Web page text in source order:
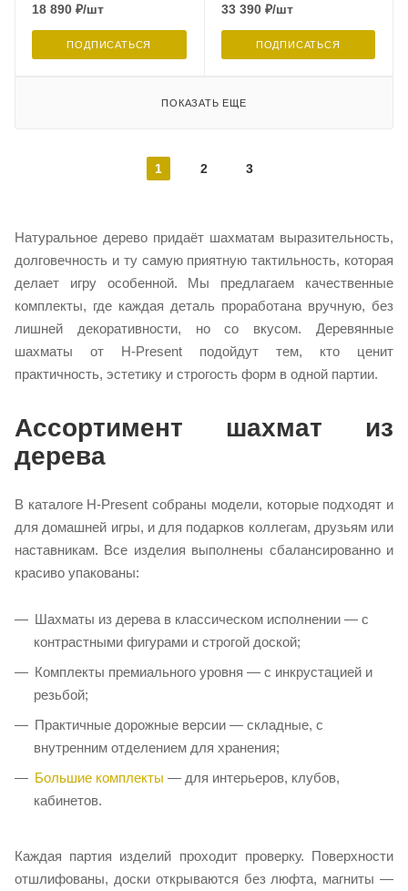
18 890 ₽/шт
ПОДПИСАТЬСЯ
33 390₽/шт
ПОДПИСАТЬСЯ
ПОКАЗАТЬ ЕЩЕ
1 2 3
Натуральное дерево придаёт шахматам выразительность,
долговечность и ту самую приятную тактильность, которая
делает игру особенной. Мы предлагаем качественные
комплекты, где каждая деталь проработана вручную, без
лишней декоративности, но со вкусом. Деревянные
шахматы от H‑Present подойдут тем, кто ценит
практичность, эстетику и строгость форм в одной партии.
Ассортимент шахмат из
дерева
В каталоге H‑Present собраны модели, которые подходят и
для домашней игры, и для подарков коллегам, друзьям или
наставникам. Все изделия выполнены сбалансированно и
красиво упакованы:
Шахматы из дерева в классическом исполнении — с
контрастными фигурами и строгой доской;
Комплекты премиального уровня — с инкрустацией и
резьбой;
Практичные дорожные версии — складные, с
внутренним отделением для хранения;
Большие комплекты — для интерьеров, клубов,
кабинетов.
Каждая партия изделий проходит проверку. Поверхности
отшлифованы, доски открываются без люфта, магниты —